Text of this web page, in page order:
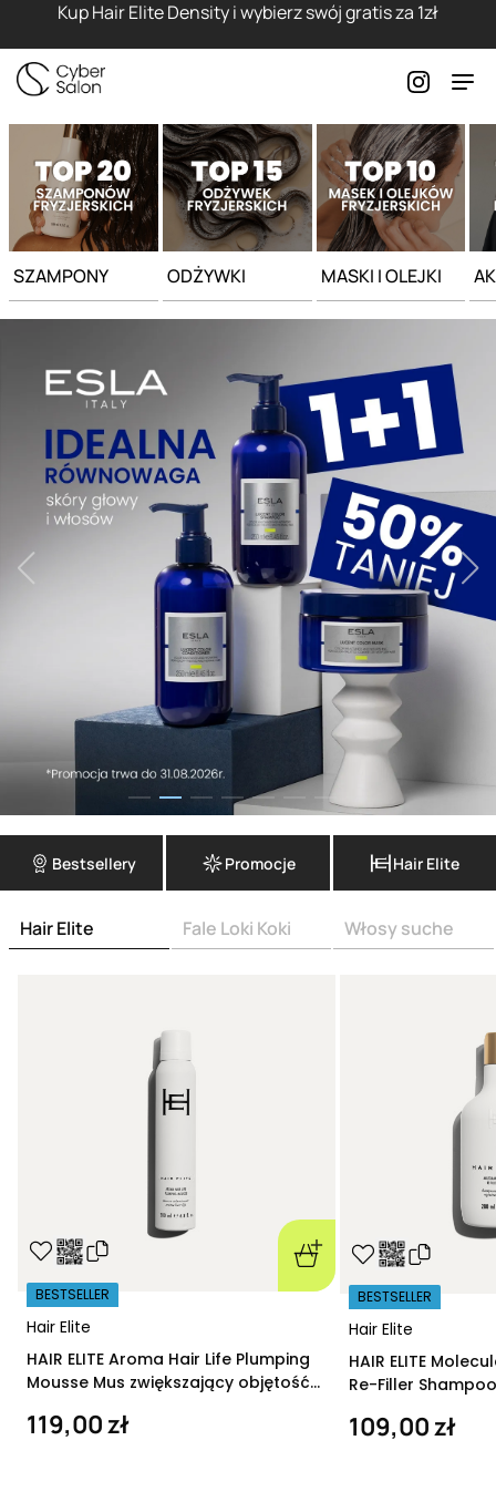
Kup Hair Elite Density i wybierz swój gratis za 1zł
SZAMPONY ODŻYWKI MASKI I OLEJKI
Bestsellery Promocje Hair Elite
Hair Elite Fale Loki Koki Włosy suche
Hair Elite
BESTSELLER
HAIR ELITE Aroma Hair Life Plumping
Mousse Mus zwiększający objętość
119,00 zł
Hair Elite
BESTSELLER
HAIR ELITE
Re-Filler
109,00 zł
Strona główna - Cyber Salon